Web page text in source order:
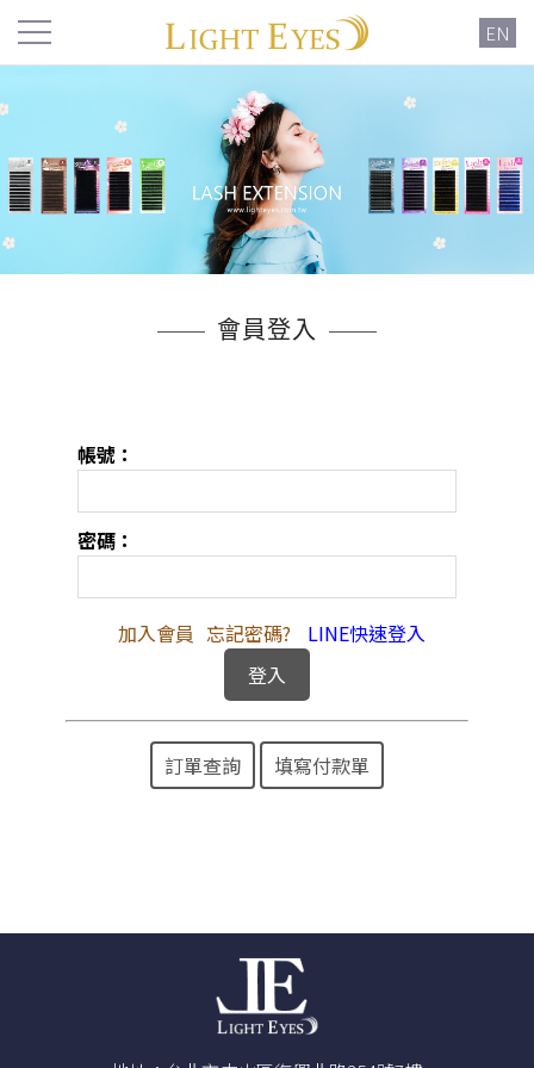
EN
會員登入
帳號：
密碼：
加入會員 忘記密碼? LINE快速登入
訂單查詢 填寫付款單